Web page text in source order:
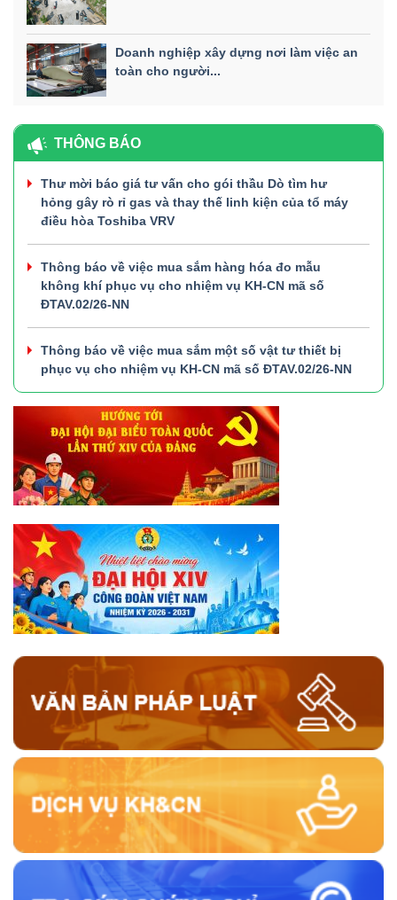
Doanh nghiệp xây dựng nơi làm việc an
toàn cho người...
THÔNG BÁO
Thư mời báo giá tư vấn cho gói thầu Dò tìm hư
hỏng gây rò rỉ gas và thay thế linh kiện của tổ máy
điều hòa Toshiba VRV
Thông báo về việc mua sắm hàng hóa đo mẫu
không khí phục vụ cho nhiệm vụ KH-CN mã số
ĐTAV.02/26-NN
Thông báo về việc mua sắm một số vật tư thiết bị
phục vụ cho nhiệm vụ KH-CN mã số ĐTAV.02/26-NN